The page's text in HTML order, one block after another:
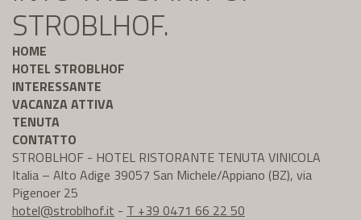
STROBLHOF.
HOME
HOTEL STROBLHOF
INTERESSANTE
VACANZA ATTIVA
TENUTA
CONTATTO
STROBLHOF - HOTEL RISTORANTE TENUTA VINICOLA
Italia – Alto Adige 39057 San Michele/Appiano (BZ), via
Pigenoer 25
hotel@stroblhof.it - T +39 0471 66 22 50